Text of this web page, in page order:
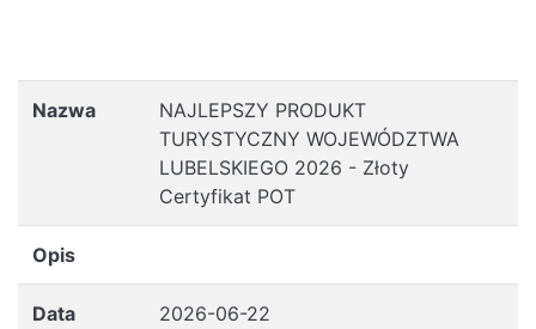
Nazwa
NAJLEPSZY PRODUKT
TURYSTYCZNY WOJEWÓDZTWA
LUBELSKIEGO 2026 - Złoty
Certyfikat POT
Opis
Data
2026-06-22